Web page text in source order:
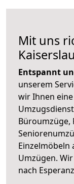
Mit uns
Entspannt
unserem
wir Ihnen
Büroumzüge,
Einzelmöbeln
Umzügen.
nach